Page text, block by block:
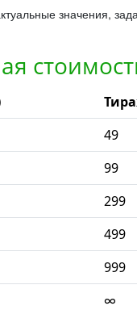
значения,
49
99
299
499
999
∞